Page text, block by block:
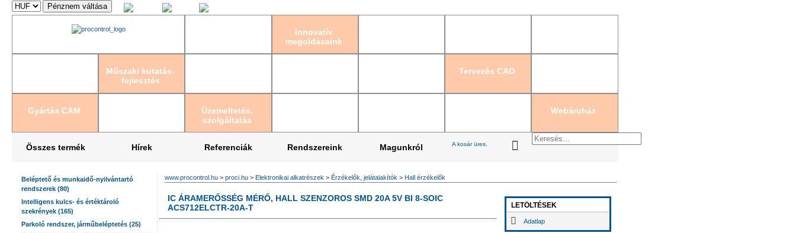
Innovatív
megoldásaink
Műszaki kutatás-
fejlesztés
Tervezés CAD
Gyártás CAM
Üzemeltetés,
szolgáltatás
Webáruház
Összes termék Hírek Referenciák Rendszereink Magunkról A kosár üres.
Beléptető és munkaidő-nyilvántartó
rendszerek (80)
Intelligens kulcs- és értéktároló
szekrények (165)
Parkoló rendszer, járműbeléptetés (25)
www.procontrol.hu > proci.hu > Elektronikai alkatrészek > Érzékelők, jelátalakítók > Hall érzékelők
IC ÁRAMERŐSSÉG MÉRŐ, HALL SZENZOROS SMD 20A 5V BI 8-SOIC
ACS712ELCTR-20A-T
LETÖLTÉSEK
Adatlap